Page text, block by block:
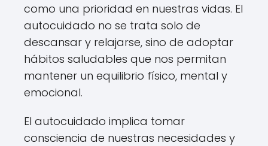
como una prioridad en nuestras vidas. El
autocuidado no se trata solo de
descansar y relajarse, sino de adoptar
hábitos saludables que nos permitan
mantener un equilibrio físico, mental y
emocional.
El autocuidado implica tomar
consciencia de nuestras necesidades y